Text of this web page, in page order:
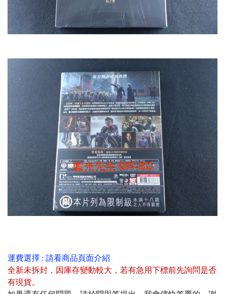
運費選擇 : 請看商品頁面介紹
全新未拆封 ， 因庫存變動較大，若有急用下標前先詢問是否
有現貨。